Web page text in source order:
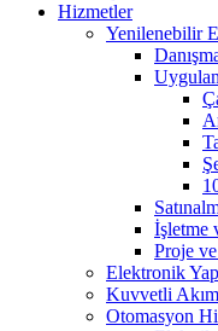
Hizmetler
Yenilenebilir
İşletme
Proje
Elektronik
Kuvvetli
Otomasyon